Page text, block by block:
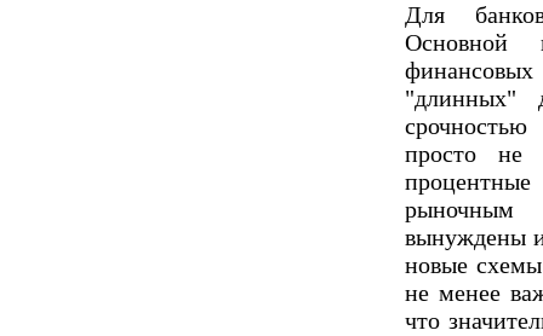
Для
Основной
финансовых
"длинных"
просто не
рыночным
вынуждены
новые
не менее
что